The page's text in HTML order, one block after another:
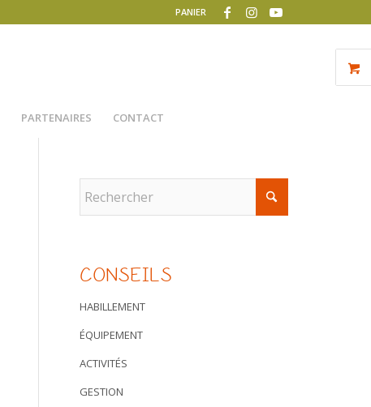
PANIER
PARTENAIRES CONTACT
CONSEILS
HABILLEMENT
ÉQUIPEMENT
ACTIVITÉS
GESTION